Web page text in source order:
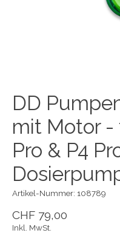
DD
mit Motor -
Pro & P4
Artikel-Nummer: 108789
CHF 79,00
Inkl. MwSt.